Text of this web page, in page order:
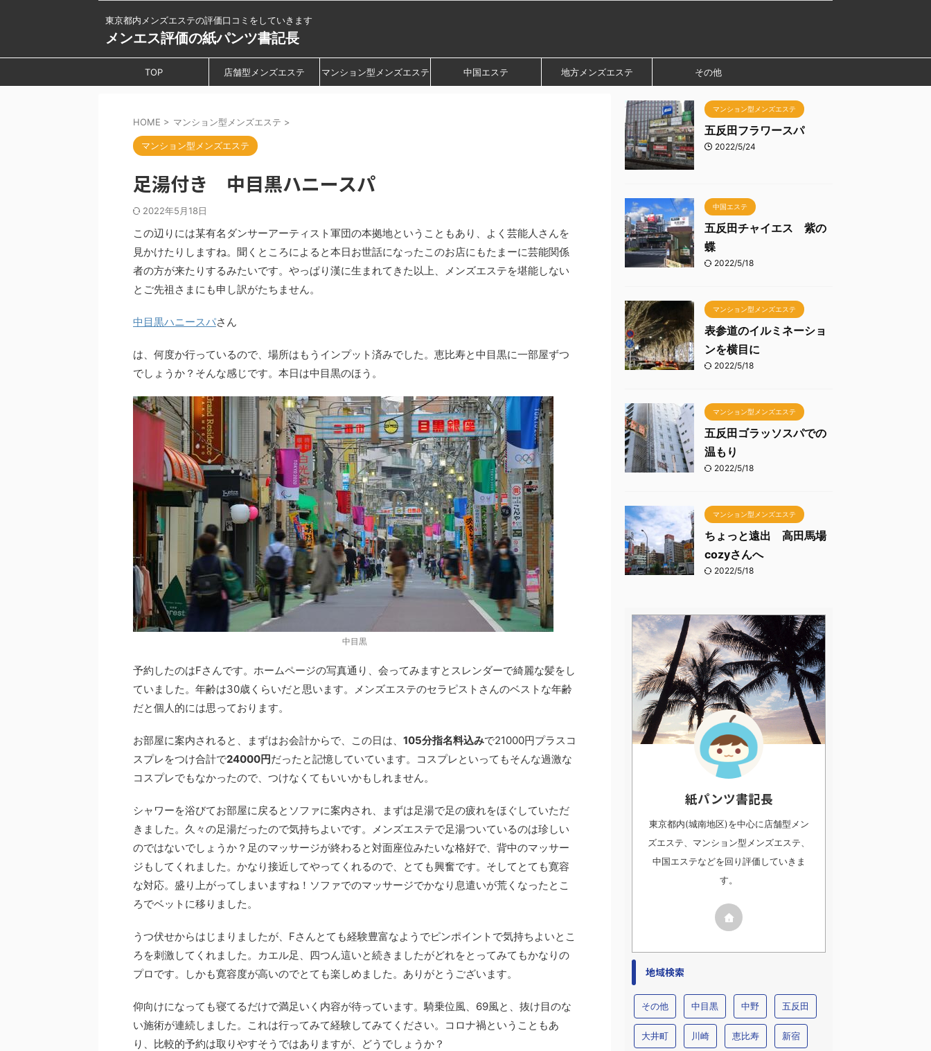
東京都内メンズエステの評価口コミをしていきます
メンエス評価の紙パンツ書記長
TOP 店舗型メンズエステ マンション型メンズエステ 中国エステ 地方メンズエステ その他
HOME > マンション型メンズエステ >
マンション型メンズエステ
足湯付き 中目黒ハニースパ
2022年5月18日
この辺りには某有名ダンサーアーティスト軍団の本拠地ということもあり、よく芸能人さんを
見かけたりしますね。聞くところによると本日お世話になったこのお店にもたまーに芸能関係
者の方が来たりするみたいです。やっぱり漢に生まれてきた以上、メンズエステを堪能しない
とご先祖さまにも申し訳がたちません。
中目黒ハニースパさん
は、何度か行っているので、場所はもうインプット済みでした。恵比寿と中目黒に一部屋ずつ
でしょうか？そんな感じです。本日は中目黒のほう。
中目黒
予約したのはFさんです。ホームページの写真通り、会ってみますとスレンダーで綺麗な髪をし
ていました。年齢は30歳くらいだと思います。メンズエステのセラピストさんのベストな年齢
だと個人的には思っております。
お部屋に案内されると、まずはお会計からで、この日は、 105分指名料込みで21000円プラスコ
スプレをつけ合計で24000円だったと記憶していています。コスプレといってもそんな過激な
コスプレでもなかったので、つけなくてもいいかもしれません。
シャワーを浴びてお部屋に戻るとソファに案内され、まずは足湯で足の疲れをほぐしていただ
きました。久々の足湯だったので気持ちよいです。メンズエステで足湯ついているのは珍しい
のではないでしょうか？足のマッサージが終わると対面座位みたいな格好で、背中のマッサー
ジもしてくれました。かなり接近してやってくれるので、とても興奮です。そしてとても寛容
な対応。盛り上がってしまいますね！ソファでのマッサージでかなり息遣いが荒くなったとこ
ろでベットに移りました。
うつ伏せからはじまりましたが、Fさんとても経験豊富なようでピンポイントで気持ちよいとこ
ろを刺激してくれました。カエル足、四つん這いと続きましたがどれをとってみてもかなりの
プロです。しかも寛容度が高いのでとても楽しめました。ありがとうございます。
仰向けになっても寝てるだけで満足いく内容が待っています。騎乗位風、69風と、抜け目のな
い施術が連続しました。これは行ってみて経験してみてください。コロナ禍ということもあ
り、比較的予約は取りやすそうではありますが、どうでしょうか？
マンション型メンズエステ
五反田フラワースパ
2022/5/24
中国エステ
五反田チャイエス 紫の
蝶
2022/5/18
マンション型メンズエステ
表参道のイルミネーショ
ンを横目に
2022/5/18
マンション型メンズエステ
五反田ゴラッソスパでの
温もり
2022/5/18
マンション型メンズエステ
ちょっと遠出 高田馬場
cozyさんへ
2022/5/18
紙パンツ書記長
東京都内(城南地区)を中心に店舗型メン
ズエステ、マンション型メンズエステ、
中国エステなどを回り評価していきま
す。
地域検索
その他 中目黒 中野 五反田
大井町 川崎 恵比寿 新宿